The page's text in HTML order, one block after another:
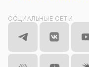
СОЦИАЛЬНЫЕ СЕТИ